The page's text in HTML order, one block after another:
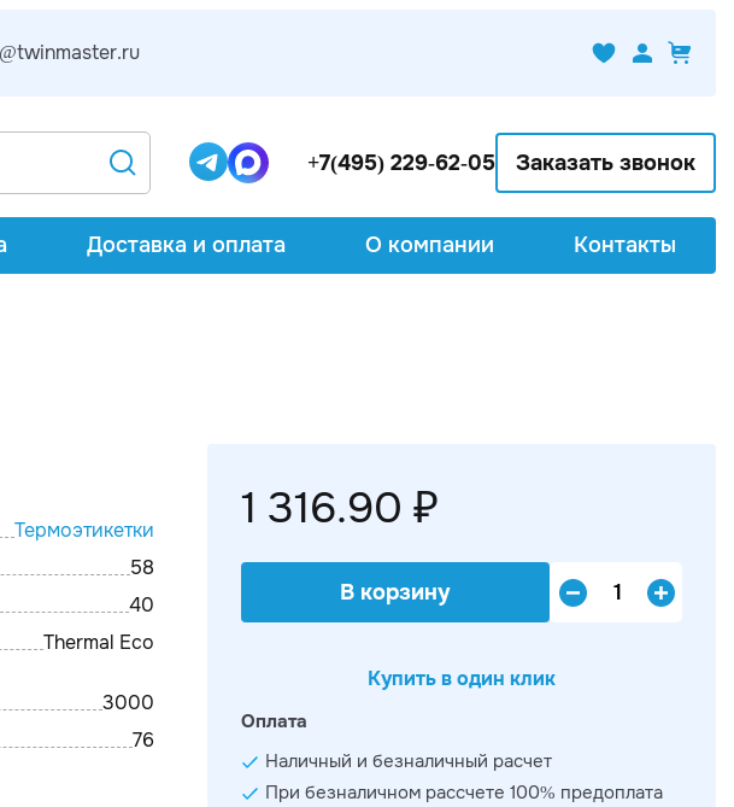
+7(495) 229-62-05 Заказать звонок
Доставка и оплата О компании Контакты
Термоэтикетки
58
40
Thermal Eco
3000
76
1 316.90 ₽
В корзину
Купить в один клик
Оплата
Наличный и безналичный расчет
При безналичном рассчете 100% предоплата